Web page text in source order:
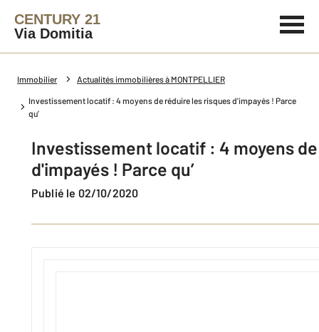
CENTURY 21
Via Domitia
Immobilier Actualités immobilières à MONTPELLIER
Investissement locatif : 4 moyens de réduire les risques d'impayés ! Parce
qu’
Investissement locatif : 4 moyens
d'impayés ! Parce qu’
Publié le 02/10/2020